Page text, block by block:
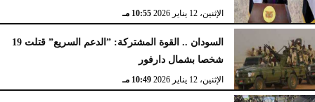
الإثنين، 12 يناير 2026 10:55 مـ
السودان .. القوة المشتركة: ”الدعم السريع” قتلت 19
شخصا بشمال دارفور
الإثنين، 12 يناير 2026 10:49 مـ